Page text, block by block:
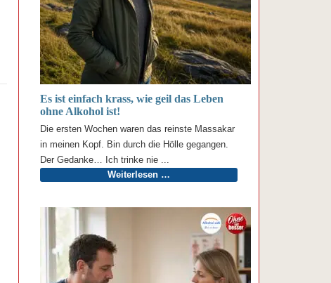
Es ist einfach krass, wie geil das Leben
ohne Alkohol ist!
Die ersten Wochen waren das reinste Massakar
in meinen Kopf. Bin durch die Hölle gegangen.
Der Gedanke… Ich trinke nie ...
Weiterlesen …